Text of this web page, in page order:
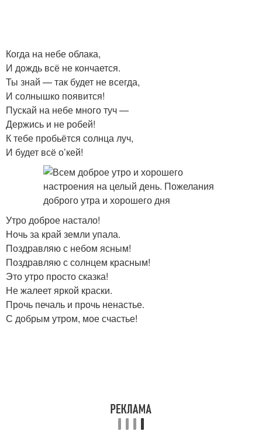
Когда на небе облака,
И дождь всё не кончается.
Ты знай — так будет не всегда,
И солнышко появится!
Пускай на небе много туч —
Держись и не робей!
К тебе пробьётся солнца луч,
И будет всё о’кей!
Утро доброе настало!
Ночь за край земли упала.
Поздравляю с небом ясным!
Поздравляю с солнцем красным!
Это утро просто сказка!
Не жалеет яркой краски.
Прочь печаль и прочь ненастье.
С добрым утром, мое счастье!